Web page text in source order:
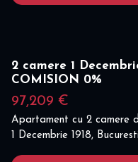
2 camere 1
COMISION 0%
97,209 €
Apartament cu 2 camere
1 Decembrie 1918,